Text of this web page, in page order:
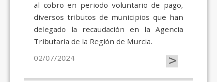
al cobro en periodo voluntario de pago,
diversos tributos de municipios que han
delegado la recaudación en la Agencia
Tributaria de la Región de Murcia.
02/07/2024
>